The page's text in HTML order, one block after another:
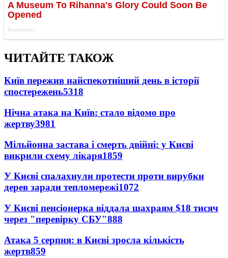
ЧИТАЙТЕ ТАКОЖ
Київ пережив найспекотніший день в історії
спостережень5318
Нічна атака на Київ: стало відомо про
жертву3981
Мільйонна застава і смерть двійні: у Києві
викрили схему лікаря1859
У Києві спалахнули протести проти вирубки
дерев заради тепломережі1072
У Києві пенсіонерка віддала шахраям $18 тисяч
через "перевірку СБУ"888
Атака 5 серпня: в Києві зросла кількість
жертв859